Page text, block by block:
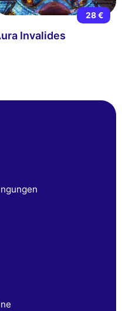
28 €
Invalides